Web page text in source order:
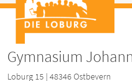
Gymnasium
Loburg 15 | 48346 Ostbevern